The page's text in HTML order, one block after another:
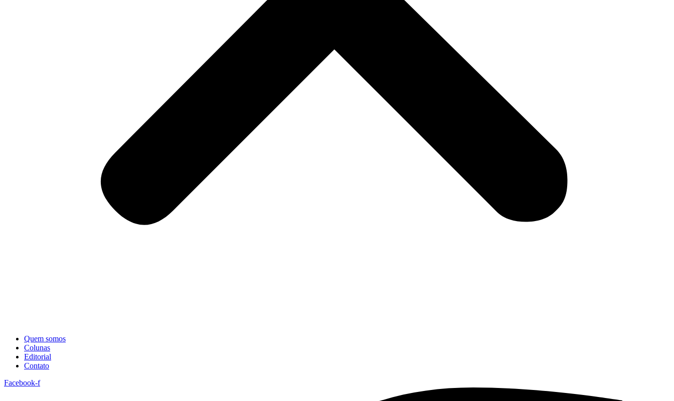
Quem somos
Colunas
Editorial
Contato
Facebook-f